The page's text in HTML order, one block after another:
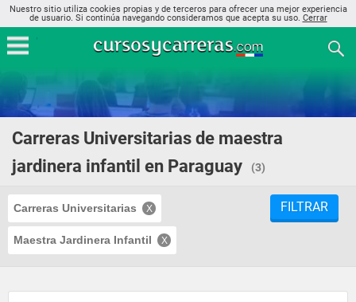
Nuestro sitio utiliza cookies propias y de terceros para ofrecer una mejor experiencia
de usuario. Si continúa navegando consideramos que acepta su uso. Cerrar
Carreras Universitarias de maestra
jardinera infantil en Paraguay
(3)
Carreras Universitarias
Maestra Jardinera Infantil
FILTRAR